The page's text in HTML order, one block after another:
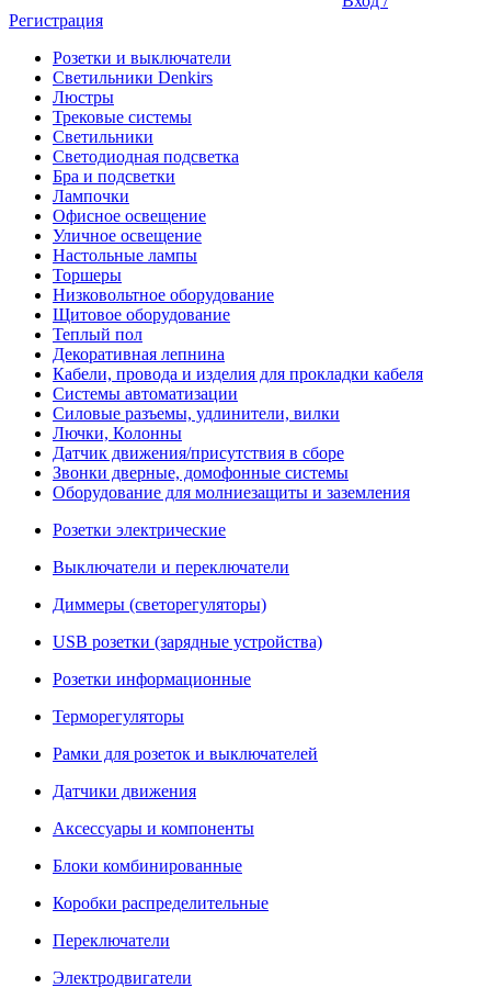
Регистрация
Розетки и выключатели
Светильники Denkirs
Люстры
Трековые системы
Светильники
Светодиодная подсветка
Бра и подсветки
Лампочки
Офисное освещение
Уличное освещение
Настольные лампы
Торшеры
Низковольтное оборудование
Щитовое оборудование
Теплый пол
Декоративная лепнина
Кабели, провода и изделия для прокладки кабеля
Системы автоматизации
Силовые разъемы, удлинители, вилки
Лючки, Колонны
Датчик движения/присутствия в сборе
Звонки дверные, домофонные системы
Оборудование для молниезащиты и заземления
Розетки электрические
Выключатели и переключатели
Диммеры (светорегуляторы)
USB розетки (зарядные устройства)
Розетки информационные
Терморегуляторы
Рамки для розеток и выключателей
Датчики движения
Аксессуары и компоненты
Блоки комбинированные
Коробки распределительные
Переключатели
Электродвигатели